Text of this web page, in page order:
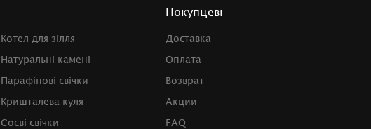
Котел для зілля
Натуральні камені
Парафінові свічки
Кришталева куля
Соєві свічки
Покупцеві
Доставка
Оплата
Возврат
Акции
FAQ